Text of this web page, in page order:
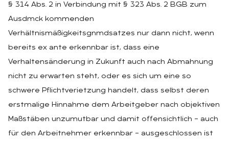
§ 314 Abs. 2 in Verbindung mit § 323 Abs. 2 BGB zum
Ausdmck kommenden
Verhältnismäßigkeitsgnmdsatzes nur dann nicht, wenn
bereits ex ante erkennbar ist, dass eine
Verhaltensänderung in Zukunft auch nach Abmahnung
nicht zu erwarten steht, oder es sich um eine so
schwere Pflichtverietzung handelt, dass selbst deren
erstmalige Hinnahme dem Arbeitgeber nach objektiven
Maßstäben unzumutbar und damit offensichtlich – auch
für den Arbeitnehmer erkennbar – ausgeschlossen ist